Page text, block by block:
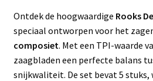
Ontdek de hoogwaardige Rooks
speciaal ontworpen voor het
composiet. Met een TPI-waarde
zaagbladen een perfecte balans
snijkwaliteit. De set bevat 5 stuks,